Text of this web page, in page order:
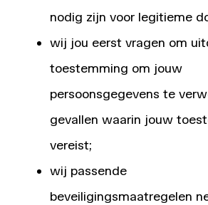
nodig zijn voor legitieme
wij jou eerst vragen om
toestemming om jouw
persoonsgegevens te
gevallen waarin jouw
vereist;
wij passende
beveiligingsmaatregelen